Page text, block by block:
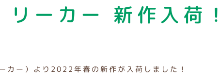
リーカー 新作入荷！
カー）より2022年春の新作が入荷しました！